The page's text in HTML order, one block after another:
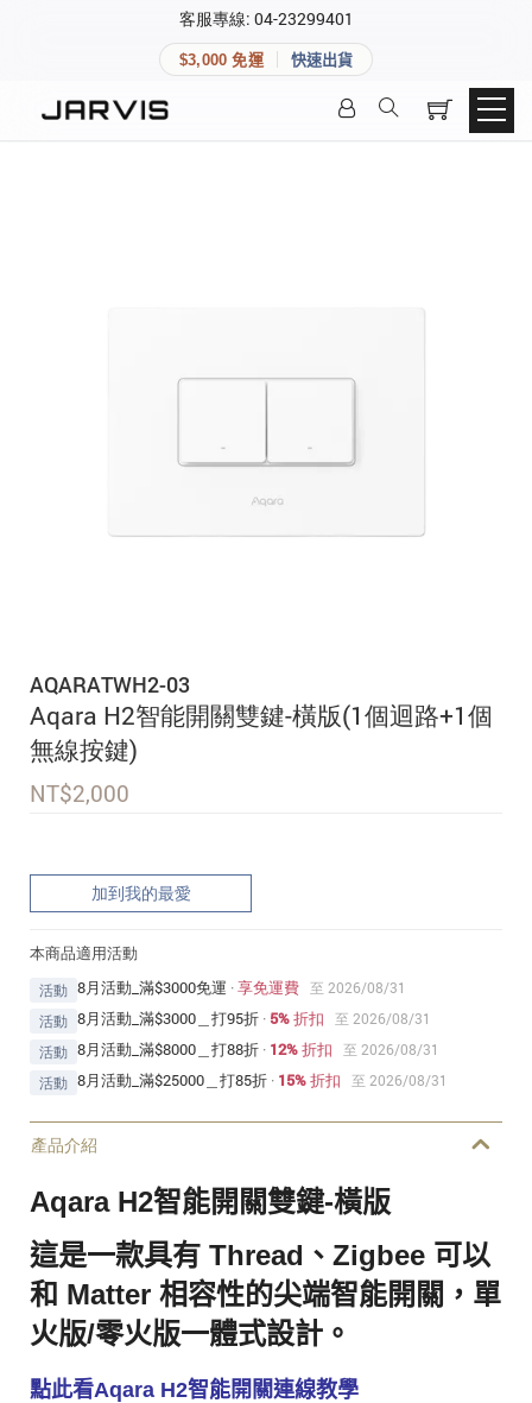
客服專線: 04-23299401
$3,000 免運 快速出貨
AQARATWH2-03
Aqara H2智能開關雙鍵-橫版(1個迴路+1個
無線按鍵)
NT$2,000
加到我的最愛
本商品適用活動
活動 8月活動_滿$3000免運 ·享免運費
至 2026/08/31
活動 8月活動_滿$3000＿打95折 · 5% 折扣
至 2026/08/31
活動 8月活動_滿$8000＿打88折 · 12% 折扣
至 2026/08/31
活動 8月活動_滿$25000＿打85折 · 15% 折扣 至 2026/08/31
產品介紹
Aqara H2智能開關雙鍵-橫版
這是一款具有 Thread、Zigbee 可以
和 Matter 相容性的尖端智能開關，單
火版/零火版一體式設計。
點此看Aqara H2智能開關連線教學
快速連結
登入後可查看訂單、會員資料與收藏清單。
追蹤我的訂單
加入 JARVIS VIP